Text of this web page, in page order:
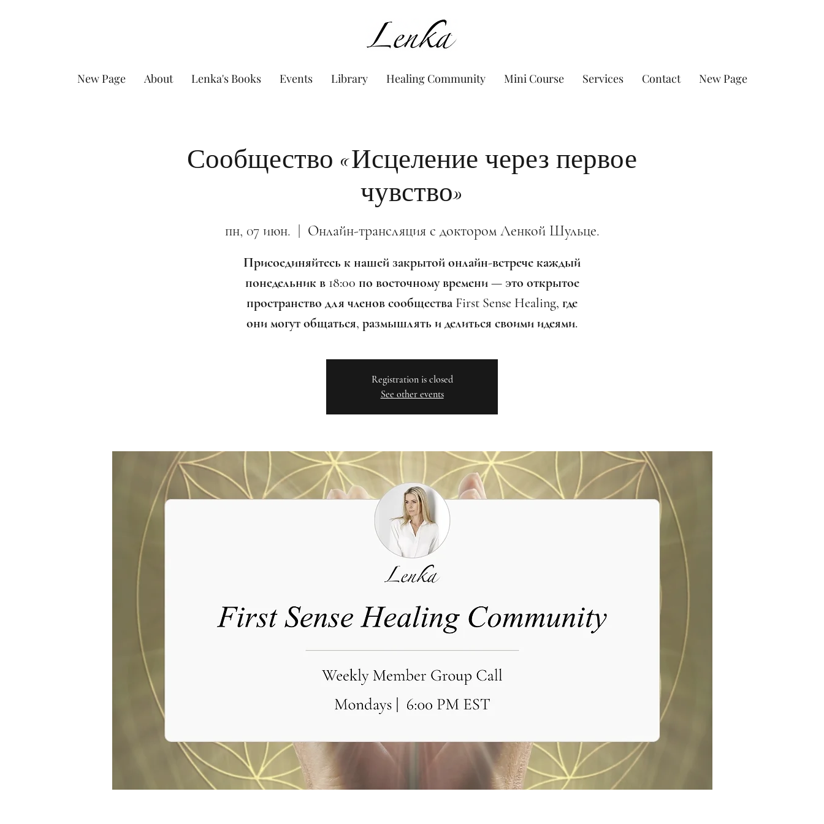
www.Lenka.org
New Page About Lenka's Books Events Library Healing Community Mini Course Services Contact New Page
Сообщество «Исцеление через первое
чувство»
пн, 07 июн. Онлайн-трансляция с доктором Ленкой Шульце.
Присоединяйтесь к нашей закрытой онлайн-встрече каждый
понедельник в 18:00 по восточному времени — это открытое
пространство для членов сообщества First Sense Healing, где
они могут общаться, размышлять и делиться своими идеями.
Registration is closed
See other events